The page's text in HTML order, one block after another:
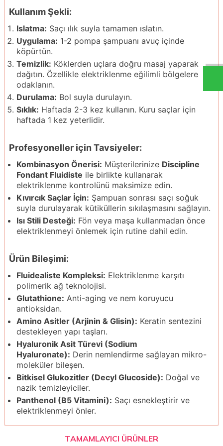
Kullanım Şekli:
Islatma: Saçı ılık suyla tamamen ıslatın.
Uygulama: 1-2 pompa şampuanı avuç içinde
köpürtün.
Temizlik: Köklerden uçlara doğru masaj yaparak
dağıtın. Özellikle elektriklenme eğilimli bölgelere
odaklanın.
Durulama: Bol suyla durulayın.
Sıklık: Haftada 2-3 kez kullanın. Kuru saçlar için
haftada 1 kez yeterlidir.
Profesyoneller için Tavsiyeler:
Kombinasyon Önerisi: Müşterilerinize Discipline
Fondant Fluidiste ile birlikte kullanarak
elektriklenme kontrolünü maksimize edin.
Kıvırcık Saçlar İçin: Şampuan sonrası saçı soğuk
suyla durulayarak kütiküllerin sıkılaşmasını sağlayın.
Isı Stili Desteği: Fön veya maşa kullanmadan önce
elektriklenmeyi önlemek için rutine dahil edin.
Ürün Bileşimi:
Fluidealiste Kompleksi: Elektriklenme karşıtı
polimerik ağ teknolojisi.
Glutathione: Anti-aging ve nem koruyucu
antioksidan.
Amino Asitler (Arjinin & Glisin): Keratin sentezini
destekleyen yapı taşları.
Hyaluronik Asit Türevi (Sodium
Hyaluronate): Derin nemlendirme sağlayan mikro-
moleküler bileşen.
Bitkisel Glukozitler (Decyl Glucoside): Doğal ve
nazik temizleyiciler.
Panthenol (B5 Vitamini): Saçı esnekleştirir ve
elektriklenmeyi önler.
TAMAMLAYICI ÜRÜNLER